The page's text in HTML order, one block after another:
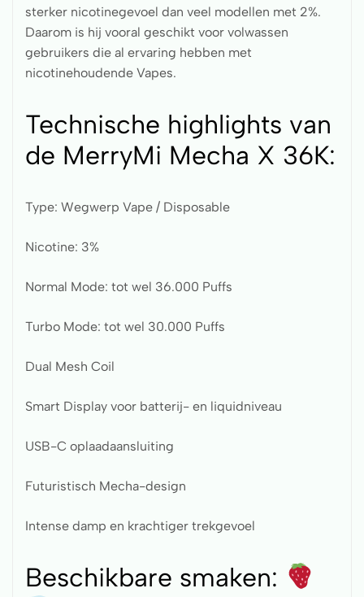
sterker nicotinegevoel dan veel modellen met 2%.
Daarom is hij vooral geschikt voor volwassen
gebruikers die al ervaring hebben met
nicotinehoudende Vapes.
Technische highlights van
de MerryMi Mecha X 36K:
Type: Wegwerp Vape / Disposable
Nicotine: 3%
Normal Mode: tot wel 36.000 Puffs
Turbo Mode: tot wel 30.000 Puffs
Dual Mesh Coil
Smart Display voor batterij- en liquidniveau
USB-C oplaadaansluiting
Futuristisch Mecha-design
Intense damp en krachtiger trekgevoel
Beschikbare smaken: